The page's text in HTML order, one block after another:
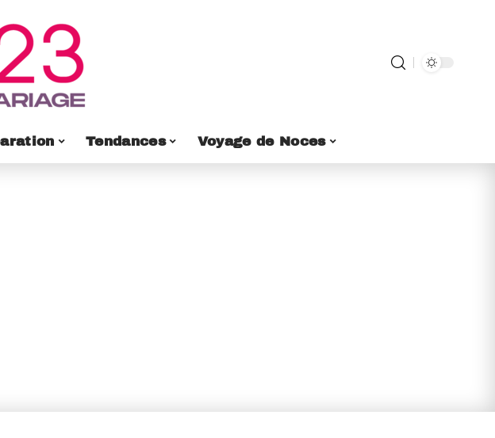
Tendances Voyage de Noces